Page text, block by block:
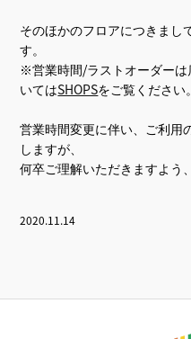
そのほかのフロアにつきまし
す。
※営業時間/ラストオーダー
いてはSHOPSをご覧ください。
営業時間変更に伴い、ご利用
しますが、
何卒ご理解いただきますよう
2020.11.14